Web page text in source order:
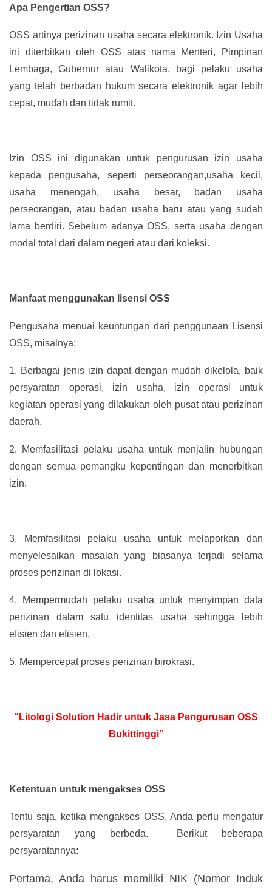
Apa Pengertian OSS?
OSS artinya perizinan usaha secara elektronik. Izin Usaha
ini diterbitkan oleh OSS atas nama Menteri, Pimpinan
Lembaga, Gubernur atau Walikota, bagi pelaku usaha
yang telah berbadan hukum secara elektronik agar lebih
cepat, mudah dan tidak rumit.
Izin OSS ini digunakan untuk pengurusan izin usaha
kepada pengusaha, seperti perseorangan,usaha kecil,
usaha menengah, usaha besar, badan usaha
perseorangan, atau badan usaha baru atau yang sudah
lama berdiri. Sebelum adanya OSS, serta usaha dengan
modal total dari dalam negeri atau dari koleksi.
Manfaat menggunakan lisensi OSS
Pengusaha menuai keuntungan dari penggunaan Lisensi
OSS, misalnya:
1. Berbagai jenis izin dapat dengan mudah dikelola, baik
persyaratan operasi, izin usaha, izin operasi untuk
kegiatan operasi yang dilakukan oleh pusat atau perizinan
daerah.
2.
Memfasilitasi pelaku usaha untuk menjalin hubungan
dengan semua pemangku kepentingan dan menerbitkan
izin.
3.
Memfasilitasi pelaku usaha untuk melaporkan dan
menyelesaikan masalah yang biasanya terjadi selama
proses perizinan di lokasi.
4.
Mempermudah pelaku usaha untuk menyimpan data
perizinan dalam satu identitas usaha sehingga lebih
efisien dan efisien.
5. Mempercepat proses perizinan birokrasi.
“Litologi Solution Hadir untuk Jasa Pengurusan OSS
Bukittinggi”
Ketentuan untuk mengakses OSS
Tentu saja, ketika mengakses OSS, Anda perlu mengatur
persyaratan yang berbeda. Berikut beberapa
persyaratannya:
Pertama, Anda harus memiliki NIK (Nomor Induk